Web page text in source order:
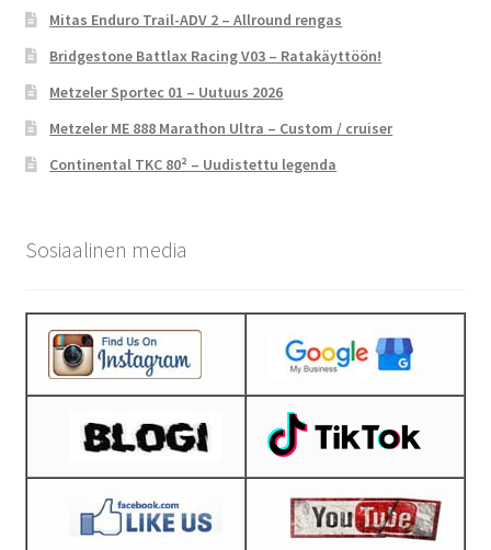
Mitas Enduro Trail-ADV 2 – Allround rengas
Bridgestone Battlax Racing V03 – Ratakäyttöön!
Metzeler Sportec 01 – Uutuus 2026
Metzeler ME 888 Marathon Ultra – Custom / cruiser
Continental TKC 80² – Uudistettu legenda
Sosiaalinen media